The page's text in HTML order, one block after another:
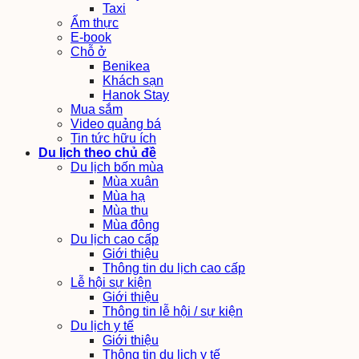
Taxi
Ẩm thực
E-book
Chỗ ở
Benikea
Khách sạn
Hanok Stay
Mua sắm
Video quảng bá
Tin tức hữu ích
Du lịch theo chủ đề
Du lịch bốn mùa
Mùa xuân
Mùa hạ
Mùa thu
Mùa đông
Du lịch cao cấp
Giới thiệu
Thông tin du lịch cao cấp
Lễ hội sự kiện
Giới thiệu
Thông tin lễ hội / sự kiện
Du lịch y tế
Giới thiệu
Thông tin du lịch y tế